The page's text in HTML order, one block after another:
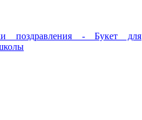
поздравления - Букет для